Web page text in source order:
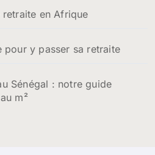
en Afrique
pour y passer sa retraite
Sénégal : notre guide
m²